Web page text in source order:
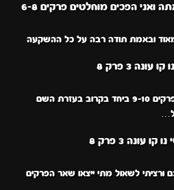
ואני הפכים מוחלטים פרקים 6-8
ובאמת תודה רבה על כל ההשקעה
עונה 3 פרק 8
אנחנו עובדים על זה נעלה את פרקים 9-10 ביחד בקרוב בעזרת השם
קו עונה 3 פרק 8
לשאול מתי ייצאו שאר הפרקים